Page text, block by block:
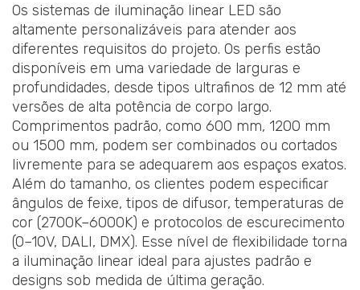
Os sistemas de iluminação linear LED são
altamente personalizáveis para atender aos
diferentes requisitos do projeto. Os perfis estão
disponíveis em uma variedade de larguras e
profundidades, desde tipos ultrafinos de 12 mm até
versões de alta potência de corpo largo.
Comprimentos padrão, como 600 mm, 1200 mm
ou 1500 mm, podem ser combinados ou cortados
livremente para se adequarem aos espaços exatos.
Além do tamanho, os clientes podem especificar
ângulos de feixe, tipos de difusor, temperaturas de
cor (2700K–6000K) e protocolos de escurecimento
(0–10V, DALI, DMX). Esse nível de flexibilidade torna
a iluminação linear ideal para ajustes padrão e
designs sob medida de última geração.